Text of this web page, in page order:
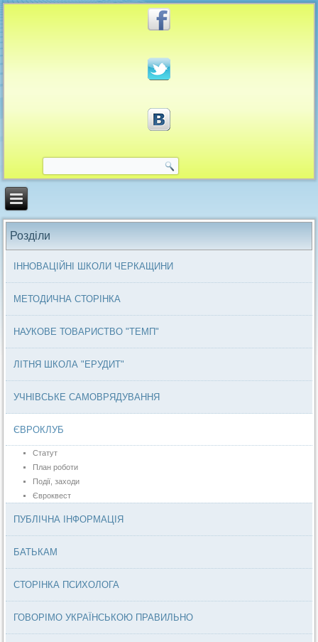
Розділи
ІННОВАЦІЙНІ ШКОЛИ ЧЕРКАЩИНИ
МЕТОДИЧНА СТОРІНКА
НАУКОВЕ ТОВАРИСТВО "ТЕМП"
ЛІТНЯ ШКОЛА "ЕРУДИТ"
УЧНІВСЬКЕ САМОВРЯДУВАННЯ
ЄВРОКЛУБ
Статут
План роботи
Події, заходи
Євроквест
ПУБЛІЧНА ІНФОРМАЦІЯ
БАТЬКАМ
СТОРІНКА ПСИХОЛОГА
ГОВОРІМО УКРАЇНСЬКОЮ ПРАВИЛЬНО